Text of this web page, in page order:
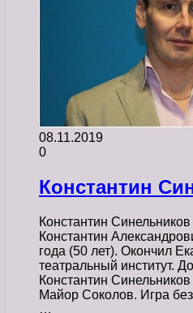
08.11.2019
0
Константин
Константин
Константин
года (50 лет). Окончил
театральный институт.
Константин
Майор Соколов. Игра
…